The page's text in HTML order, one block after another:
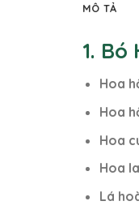
MÔ TẢ
1. Bó
Hoa
Hoa
Hoa
Hoa
Lá